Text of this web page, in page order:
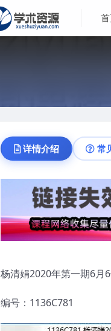
详情介绍 常
杨清娟2020年第一期6月
编号：1136C781